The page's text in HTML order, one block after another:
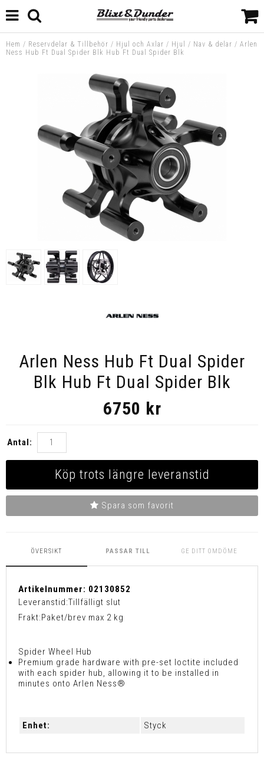
Hem / Reservdelar & Tillbehör / Hjul och Axlar / Hjul / Nav & delar / Arlen
Ness Hub Ft Dual Spider Blk Hub Ft Dual Spider Blk
Arlen Ness Hub Ft Dual Spider
Blk Hub Ft Dual Spider Blk
6750 kr
Antal:
Köp trots längre leveranstid
Spara som favorit
ÖVERSIKT PASSAR TILL GE DITT OMDÖME
Artikelnummer: 02130852
Leveranstid:Tillfälligt slut
Frakt:Paket/brev max 2 kg
Spider Wheel Hub
Premium grade hardware with pre-set loctite included
with each spider hub, allowing it to be installed in
minutes onto Arlen Ness®
Enhet: Styck